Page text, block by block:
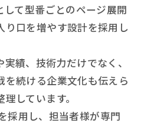
して型番ごとのページ展開
り口を増やす設計を採用し
績、技術力だけでなく、
を続ける企業文化も伝えら
しています。
採用し、担当者様が専門